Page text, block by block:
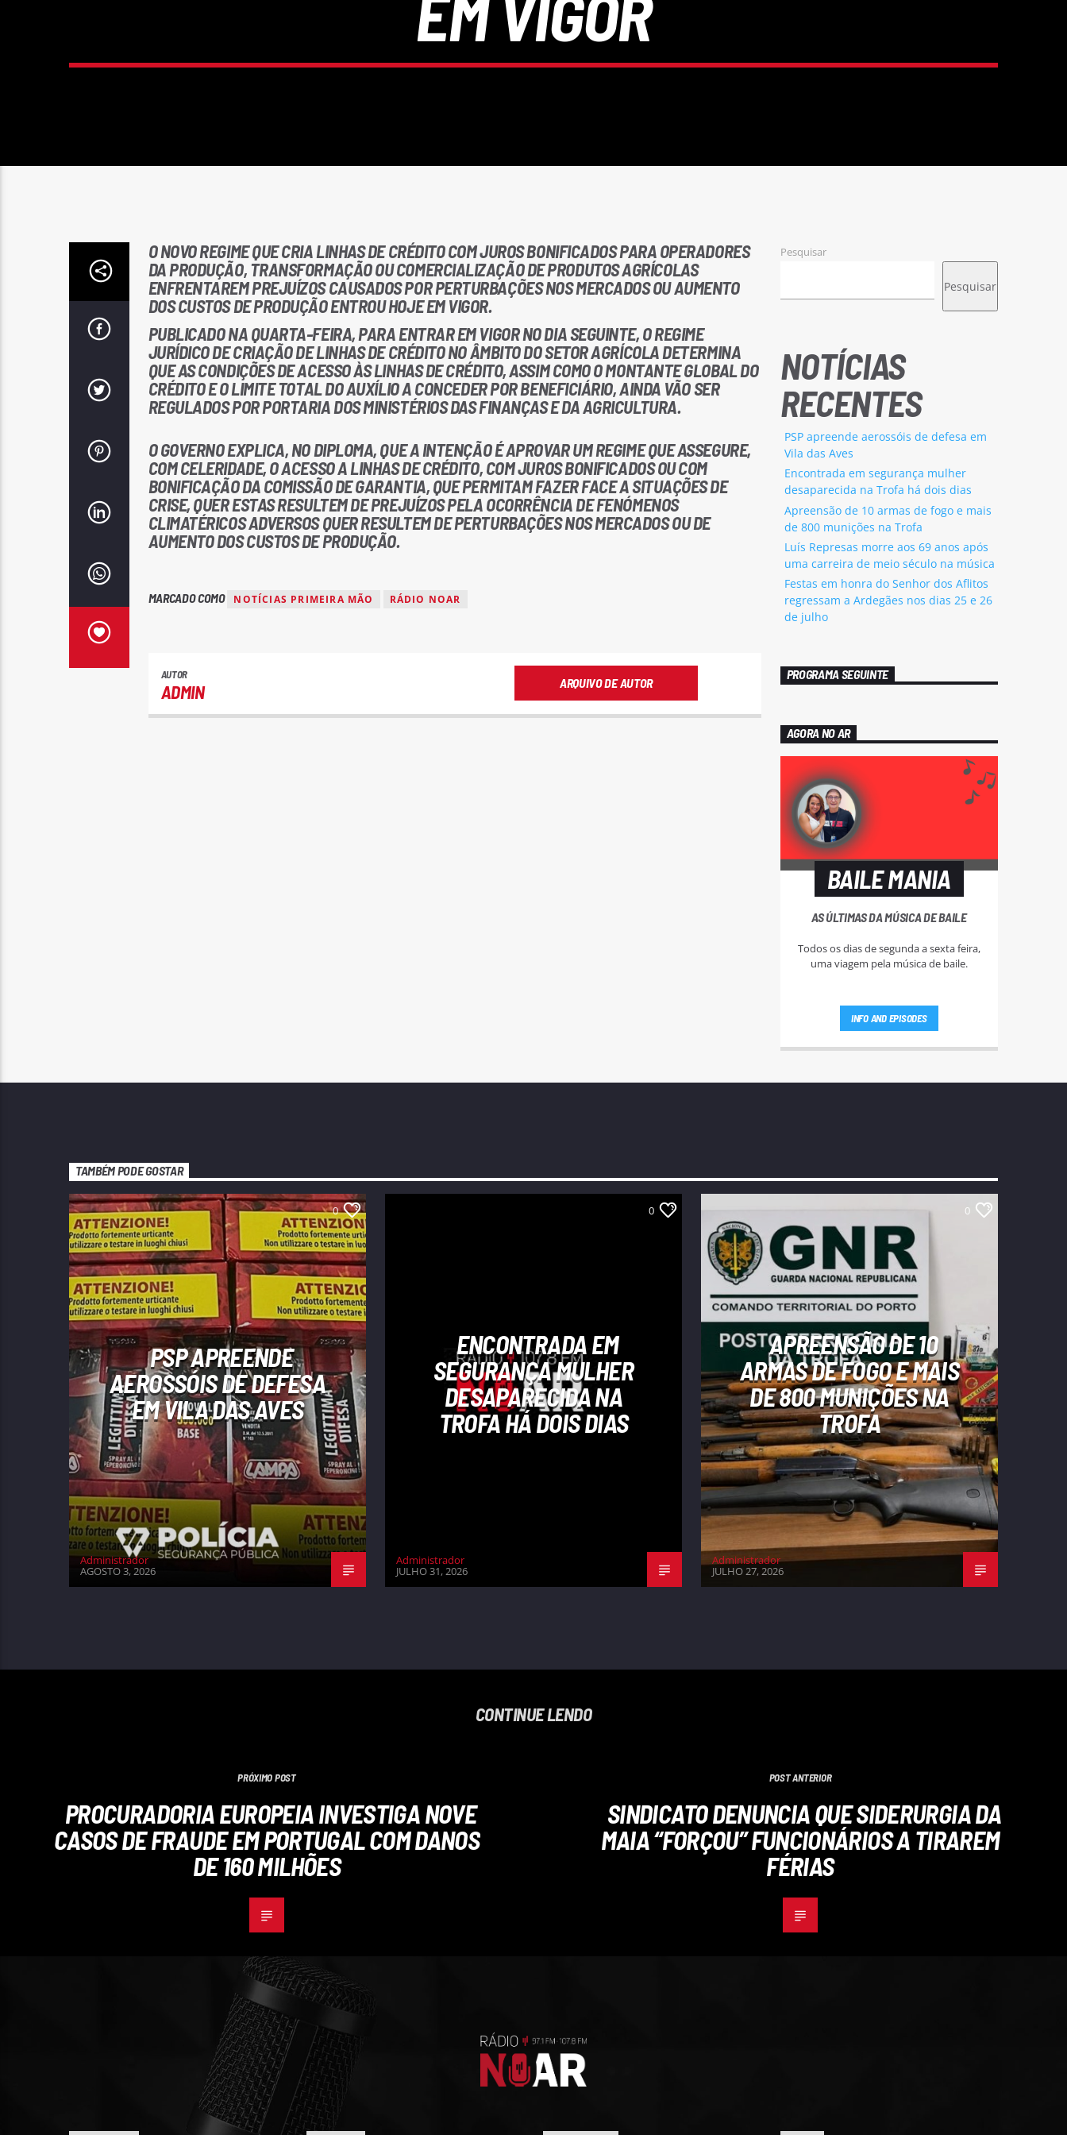
O NOVO REGIME QUE CRIA LINHAS DE CRÉDITO COM JUROS BONIFICADOS PARA OPERADORES
DA PRODUÇÃO, TRANSFORMAÇÃO OU COMERCIALIZAÇÃO DE PRODUTOS AGRÍCOLAS
ENFRENTAREM PREJUÍZOS CAUSADOS POR PERTURBAÇÕES NOS MERCADOS OU AUMENTO
DOS CUSTOS DE PRODUÇÃO ENTROU HOJE EM VIGOR.
PUBLICADO NA QUARTA-FEIRA, PARA ENTRAR EM VIGOR NO DIA SEGUINTE, O REGIME
JURÍDICO DE CRIAÇÃO DE LINHAS DE CRÉDITO NO ÂMBITO DO SETOR AGRÍCOLA DETERMINA
QUE AS CONDIÇÕES DE ACESSO ÀS LINHAS DE CRÉDITO, ASSIM COMO O MONTANTE GLOBAL DO
CRÉDITO E O LIMITE TOTAL DO AUXÍLIO A CONCEDER POR BENEFICIÁRIO, AINDA VÃO SER
REGULADOS POR PORTARIA DOS MINISTÉRIOS DAS FINANÇAS E DA AGRICULTURA.
O GOVERNO EXPLICA, NO DIPLOMA, QUE A INTENÇÃO É APROVAR UM REGIME QUE ASSEGURE,
COM CELERIDADE, O ACESSO A LINHAS DE CRÉDITO, COM JUROS BONIFICADOS OU COM
BONIFICAÇÃO DA COMISSÃO DE GARANTIA, QUE PERMITAM FAZER FACE A SITUAÇÕES DE
CRISE, QUER ESTAS RESULTEM DE PREJUÍZOS PELA OCORRÊNCIA DE FENÓMENOS
CLIMATÉRICOS ADVERSOS QUER RESULTEM DE PERTURBAÇÕES NOS MERCADOS OU DE
AUMENTO DOS CUSTOS DE PRODUÇÃO.
MARCADO COMO NOTÍCIAS PRIMEIRA MÃO RÁDIO NOAR
AUTOR
ADMIN ARQUIVO DE AUTOR
Pesquisar
Pesquisar
NOTÍCIAS
RECENTES
PSP apreende aerossóis de defesa em
Vila das Aves
Encontrada em segurança mulher
desaparecida na Trofa há dois dias
Apreensão de 10 armas de fogo e mais
de 800 munições na Trofa
Luís Represas morre aos 69 anos após
uma carreira de meio século na música
Festas em honra do Senhor dos Aflitos
regressam a Ardegães nos dias 25 e 26
de julho
PROGRAMA SEGUINTE
AGORA NO AR
BAILE MANIA
AS ÚLTIMAS DA MÚSICA DE BAILE
Todos os dias de segunda a sexta feira,
uma viagem pela música de baile.
INFO AND EPISODES
TAMBÉM PODE GOSTAR
0
PSP APREENDE
AEROSSÓIS DE DEFESA
EM VILA DAS AVES
Administrador
AGOSTO 3, 2026
0
ENCONTRADA EM
SEGURANÇA MULHER
DESAPARECIDA NA
TROFA HÁ DOIS DIAS
Administrador
JULHO 31, 2026
0
APREENSÃO DE 10
ARMAS DE FOGO E MAIS
DE 800 MUNIÇÕES NA
TROFA
Administrador
JULHO 27, 2026
CONTINUE LENDO
PRÓXIMO POST
PROCURADORIA EUROPEIA INVESTIGA NOVE
CASOS DE FRAUDE EM PORTUGAL COM DANOS
DE 160 MILHÕES
POST ANTERIOR
SINDICATO DENUNCIA QUE SIDERURGIA DA
MAIA “FORÇOU” FUNCIONÁRIOS A TIRAREM
FÉRIAS